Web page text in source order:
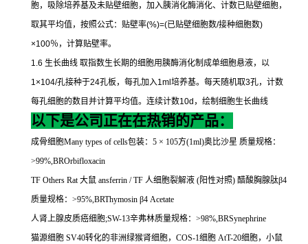
胞，吸除培养基及未贴壁细胞，加入胰消化酶消化、计数已贴壁细胞，
取其平均值，按照公式：贴壁率(%)=(已贴壁细胞数/接种细胞数)
×100％，计算贴壁率。
1.6 生长曲线 取指数生长期的细胞用胰酶消化制成单细胞悬液，以
1×104/孔接种于24孔板，每孔加入1ml 培养基。每天随机取3孔，计数
每孔细胞的数目并计算平均值。连续计数10d ，绘制细胞生长曲线
以下是公司正在在热销的产品：
成骨细胞Many types of cells包装： 5 × 105方(1ml)奥比沙星 质量规格：
>99%,BROrbifloxacin
TF Others Rat大鼠 ansferrin / TF 人细胞裂解液 (阳性对照) 醋酸胸腺肽β4
质量规格： >95%,BRThymosin β4 Acetate
人肾上腺皮质癌细胞;SW-13辛弗林质量规格： >98%,BRSynephrine
猫源细胞 SV40转化的非洲绿猴肾细胞， COS-1细胞 AtT-20细胞，小鼠